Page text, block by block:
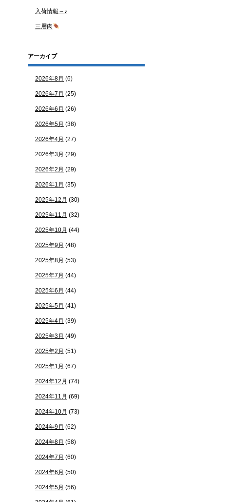
入荷情報～♪
三層肉
アーカイブ
2026年8月 (6)
2026年7月 (25)
2026年6月 (26)
2026年5月 (38)
2026年4月 (27)
2026年3月 (29)
2026年2月 (29)
2026年1月 (35)
2025年12月 (30)
2025年11月 (32)
2025年10月 (44)
2025年9月 (48)
2025年8月 (53)
2025年7月 (44)
2025年6月 (44)
2025年5月 (41)
2025年4月 (39)
2025年3月 (49)
2025年2月 (51)
2025年1月 (67)
2024年12月 (74)
2024年11月 (69)
2024年10月 (73)
2024年9月 (62)
2024年8月 (58)
2024年7月 (60)
2024年6月 (50)
2024年5月 (56)